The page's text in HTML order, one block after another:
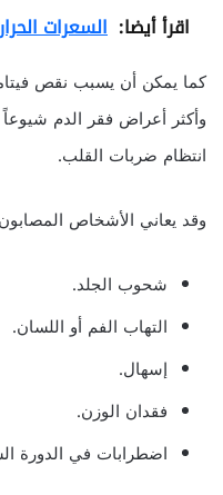
اقرأ أيضا: السعرات
وأكثر أعراض فقر الدم
انتظام ضربات القلب.
وقد يعاني الأشخاص
شحوب الجلد.
التهاب الفم أو اللسان.
إسهال.
فقدان الوزن.
اضطرابات في الدورة